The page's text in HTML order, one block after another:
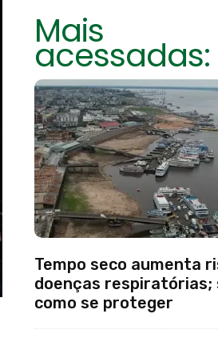
Mais
acessadas:
Tempo seco aumenta
doenças respiratórias;
como se proteger